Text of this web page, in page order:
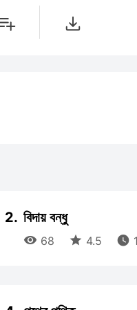
2. বিদায় বন্ধু
 68  4.5 